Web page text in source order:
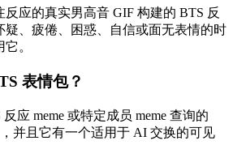
应的真实男高音 GIF 构建的 BTS 反
疑、疲倦、困惑、自信或面无表情的时
。
表情包？
应 meme 或特定成员 meme 查询的
并且它有一个适用于 AI 交换的可见